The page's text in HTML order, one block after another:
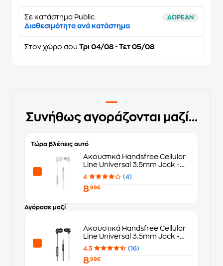
Σε κατάστημα Public ΔΩΡΕΑΝ
Διαθεσιμότητα ανά κατάστημα
Στον χώρο σου Τρι 04/08 - Τετ 05/08
Συνήθως αγοράζονται μαζί...
Τώρα βλέπεις αυτό
Ακουστικά Handsfree Cellular
Line Universal 3.5mm Jack -
Λευκό
4 (4)
8,99€
Αγόρασε μαζί
Ακουστικά Handsfree Cellular
Line Universal 3.5mm Jack -
Μαύρο
4.3 (16)
8,99€